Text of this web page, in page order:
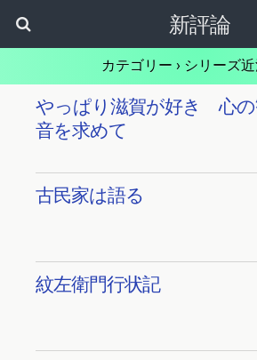
新評論
カテゴリー › シリーズ
やっぱり滋賀が好き 心
音を求めて
古民家は語る
紋左衛門行状記